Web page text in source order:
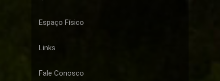
Espaço Físico
Links
Fale Conosco